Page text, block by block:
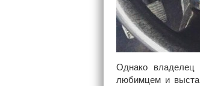
Однако владелец
любимцем и